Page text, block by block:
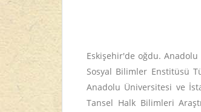
Eskişehir'de oğdu.
Sosyal Bilimler Enstitüsü
Anadolu Üniversitesi ve
Tansel Halk Bilimleri